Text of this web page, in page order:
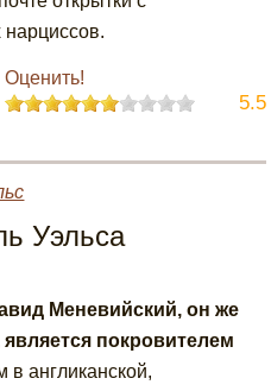
Оценить!
5.5
Уэльса
Меневийский, он же
покровителем
в англиканской,